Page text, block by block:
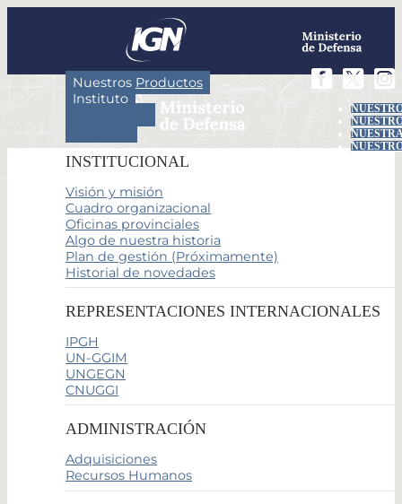
Nuestros Productos
Instituto
INSTITUCIONAL
Visión y misión
Cuadro organizacional
Oficinas provinciales
Algo de nuestra historia
Plan de gestión (Próximamente)
Historial de novedades
REPRESENTACIONES INTERNACIONALES
IPGH
UN-GGIM
UNGEGN
CNUGGI
ADMINISTRACIÓN
Adquisiciones
Recursos Humanos